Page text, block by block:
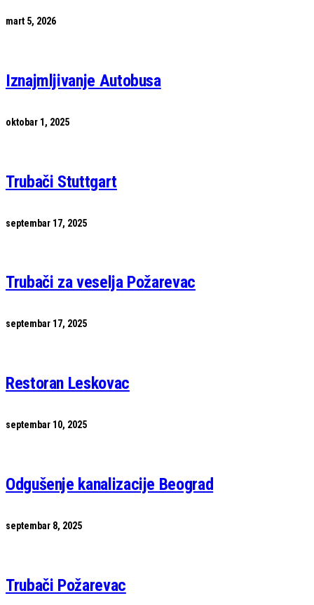
mart 5, 2026
Iznajmljivanje Autobusa
oktobar 1, 2025
Trubači Stuttgart
septembar 17, 2025
Trubači za veselja Požarevac
septembar 17, 2025
Restoran Leskovac
septembar 10, 2025
Odgušenje kanalizacije Beograd
septembar 8, 2025
Trubači Požarevac